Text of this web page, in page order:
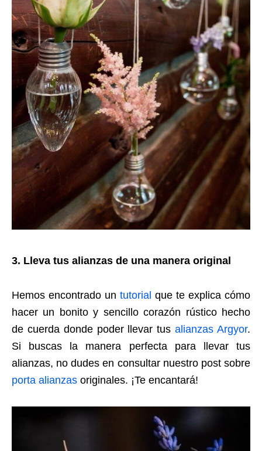
3. Lleva tus alianzas de una manera original
Hemos encontrado un tutorial que te explica cómo
hacer un bonito y sencillo corazón rústico hecho
de cuerda donde poder llevar tusalianzas Argyor.
Si buscas la manera perfecta para llevar tus
alianzas, no dudes en consultar nuestro post sobre
porta alianzas originales. ¡Te encantará!